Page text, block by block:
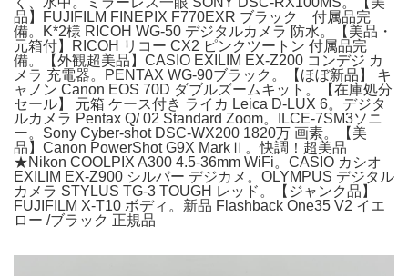
品】FUJIFILM FINEPIX F770EXR ブラック 付属品完
備。K*2様 RICOH WG-50 デジタルカメラ 防水。【美品・
元箱付】RICOH リコー CX2 ピンクツートン 付属品完
備。【外観超美品】CASIO EXILIM EX-Z200 コンデジ カ
メラ 充電器。PENTAX WG-90ブラック。【ほぼ新品】 キ
ャノン Canon EOS 70D ダブルズームキット。【在庫処分
セール】 元箱 ケース付き ライカ Leica D-LUX 6。デジタ
ルカメラ Pentax Q/ 02 Standard Zoom。ILCE-7SM3ソニ
ー。Sony Cyber-shot DSC-WX200 1820万 画素。【美
品】Canon PowerShot G9X MarkⅡ。快調！超美品
★Nikon COOLPIX A300 4.5-36mm WiFi。CASIO カシオ
EXILIM EX-Z900 シルバー デジカメ。OLYMPUS デジタル
カメラ STYLUS TG-3 TOUGH レッド。【ジャンク品】
FUJIFILM X-T10 ボディ。新品 Flashback One35 V2 イエ
ロー /ブラック 正規品